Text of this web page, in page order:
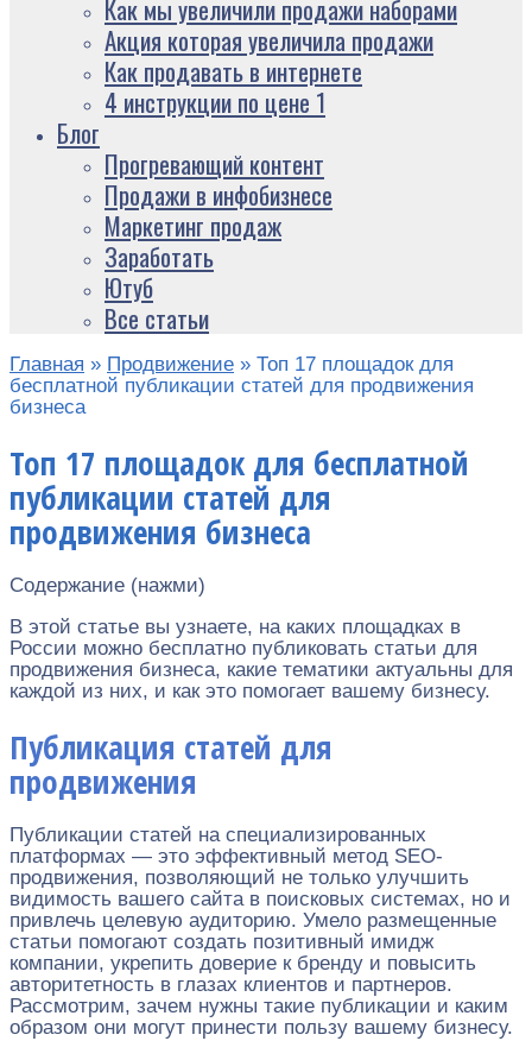
Как мы увеличили продажи наборами
Акция которая увеличила продажи
Как продавать в интернете
4 инструкции по цене 1
Блог
Прогревающий контент
Продажи в инфобизнесе
Маркетинг продаж
Заработать
Ютуб
Все статьи
Главная » Продвижение » Топ 17 площадок для
бесплатной публикации статей для продвижения
бизнеса
Топ 17 площадок для бесплатной
публикации статей для
продвижения бизнеса
Содержание (нажми)
В этой статье вы узнаете, на каких площадках в
России можно бесплатно публиковать статьи для
продвижения бизнеса, какие тематики актуальны для
каждой из них, и как это помогает вашему бизнесу.
Публикация статей для
продвижения
Публикации статей на специализированных
платформах — это эффективный метод SEO-
продвижения, позволяющий не только улучшить
видимость вашего сайта в поисковых системах, но и
привлечь целевую аудиторию. Умело размещенные
статьи помогают создать позитивный имидж
компании, укрепить доверие к бренду и повысить
авторитетность в глазах клиентов и партнеров.
Рассмотрим, зачем нужны такие публикации и каким
образом они могут принести пользу вашему бизнесу.